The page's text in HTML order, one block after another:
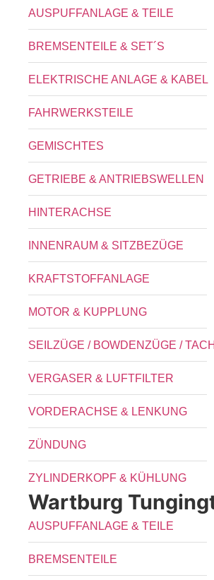
AUSPUFFANLAGE & TEILE
BREMSENTEILE & SET´S
ELEKTRISCHE ANLAGE & KABEL
FAHRWERKSTEILE
GEMISCHTES
GETRIEBE & ANTRIEBSWELLEN
HINTERACHSE
INNENRAUM & SITZBEZÜGE
KRAFTSTOFFANLAGE
MOTOR & KUPPLUNG
SEILZÜGE / BOWDENZÜGE /
VERGASER & LUFTFILTER
VORDERACHSE & LENKUNG
ZÜNDUNG
ZYLINDERKOPF & KÜHLUNG
Wartburg
AUSPUFFANLAGE & TEILE
BREMSENTEILE